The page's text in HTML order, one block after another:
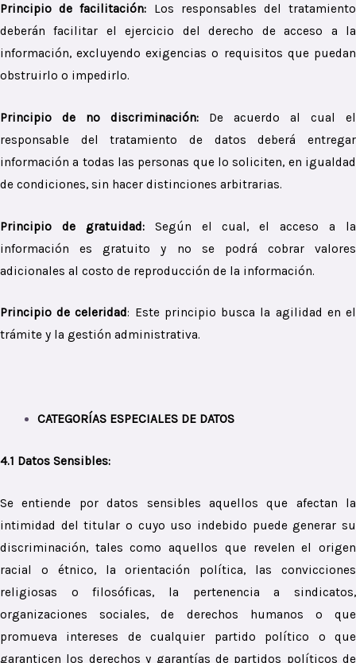
Principio de facilitación:
Los responsables del tratamiento
deberán facilitar el ejercicio del derecho de acceso a la
información, excluyendo exigencias o requisitos que puedan
obstruirlo o impedirlo.
Principio de no discriminación:
De acuerdo al cual el
responsable del tratamiento de datos deberá entregar
información a todas las personas que lo soliciten, en igualdad
de condiciones, sin hacer distinciones arbitrarias.
Principio de gratuidad:
Según el cual, el acceso a la
información es gratuito y no se podrá cobrar valores
adicionales al costo de reproducción de la información.
Principio de celeridad : Este principio busca la agilidad en el
trámite y la gestión administrativa.
CATEGORÍAS ESPECIALES DE DATOS
4.1 Datos Sensibles:
Se entiende por datos sensibles aquellos que afectan la
intimidad del titular o cuyo uso indebido puede generar su
discriminación, tales como aquellos que revelen el origen
racial o étnico, la orientación política, las convicciones
religiosas o filosóficas, la pertenencia a sindicatos,
organizaciones sociales, de derechos humanos o que
promueva intereses de cualquier partido político o que
garanticen los derechos y garantías de partidos políticos de